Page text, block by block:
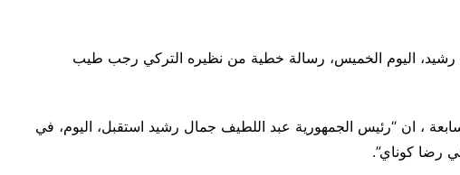
رشيد، اليوم الخميس، رسالة خطية من نظيره التركي رجب طيب
، ان “رئيس الجمهورية عبد اللطيف جمال رشيد استقبل، اليوم، في
رضا كوناي”.